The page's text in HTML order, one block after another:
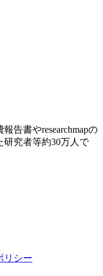
告書やresearchmapの
究者等約30万人で
リシー